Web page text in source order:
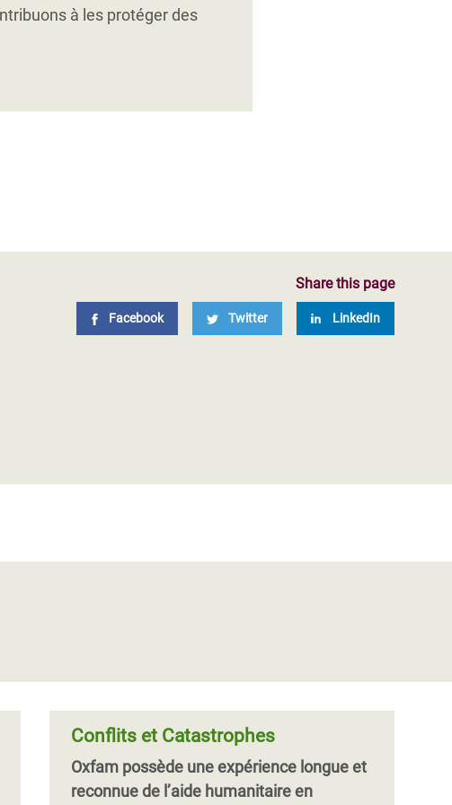
agricoles.
à les protéger des
Share this page
Facebook Twitter LinkedIn
d’être des centaines de milliers à s
Conflits et Catastrophes
Oxfam possède une expérience longue et
reconnue de l’aide humanitaire en